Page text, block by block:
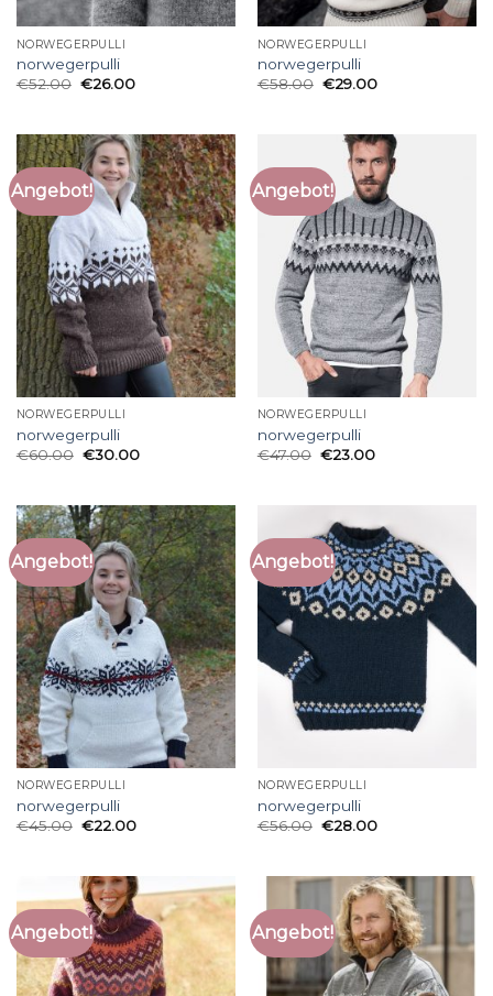
NORWEGERPULLI
norwegerpulli
€52.00 €26.00
NORWEGERPULLI
norwegerpulli
€58.00 €29.00
Angebot!
NORWEGERPULLI
norwegerpulli
€60.00 €30.00
Angebot!
NORWEGERPULLI
norwegerpulli
€47.00 €23.00
Angebot!
NORWEGERPULLI
norwegerpulli
€45.00 €22.00
Angebot!
NORWEGERPULLI
norwegerpulli
€56.00 €28.00
Angebot! Angebot!